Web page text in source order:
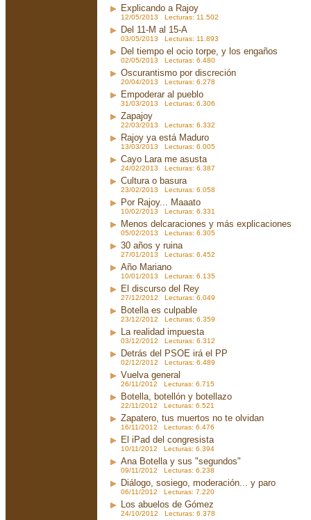
Explicando a Rajoy
12/05/2013 Lecturas: 11.502
Del 11-M al 15-A
03/05/2013 Lecturas: 11.893
Del tiempo el ocio torpe, y los engaños
02/05/2013 Lecturas: 6.480
Oscurantismo por discreción
20/04/2013 Lecturas: 6.278
Empoderar al pueblo
31/03/2013 Lecturas: 6.306
Zapajoy
22/03/2013 Lecturas: 6.332
Rajoy ya está Maduro
13/03/2013 Lecturas: 6.005
Cayo Lara me asusta
24/02/2013 Lecturas: 6.387
Cultura o basura
23/02/2013 Lecturas: 6.058
Por Rajoy... Maaato
10/02/2013 Lecturas: 6.331
Menos delcaraciones y más explicaciones
05/02/2013 Lecturas: 6.305
30 años y ruina
27/01/2013 Lecturas: 6.452
Año Mariano
10/01/2013 Lecturas: 6.135
El discurso del Rey
27/12/2012 Lecturas: 6.049
Botella es culpable
23/12/2012 Lecturas: 6.359
La realidad impuesta
03/12/2012 Lecturas: 6.312
Detrás del PSOE irá el PP
02/12/2012 Lecturas: 6.489
Vuelva general
26/11/2012 Lecturas: 6.715
Botella, botellón y botellazo
22/11/2012 Lecturas: 6.521
Zapatero, tus muertos no te olvidan
16/11/2012 Lecturas: 6.476
El iPad del congresista
10/11/2012 Lecturas: 6.394
Ana Botella y sus "segundos"
09/11/2012 Lecturas: 6.238
Diálogo, sosiego, moderación... y paro
06/11/2012 Lecturas: 7.220
Los abuelos de Gómez
24/10/2012 Lecturas: 6.378